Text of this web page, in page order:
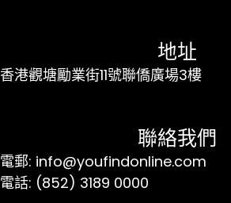
地址
香港觀塘勵業街11號聯僑廣場3樓
聯絡我們
電郵: info@youfindonline.com
電話: (852) 3189 0000